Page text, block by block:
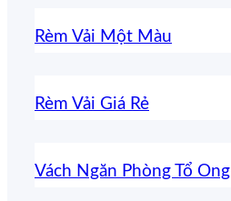
Rèm Vải Một Màu
Rèm Vải Giá Rẻ
Vách Ngăn Phòng Tổ Ong